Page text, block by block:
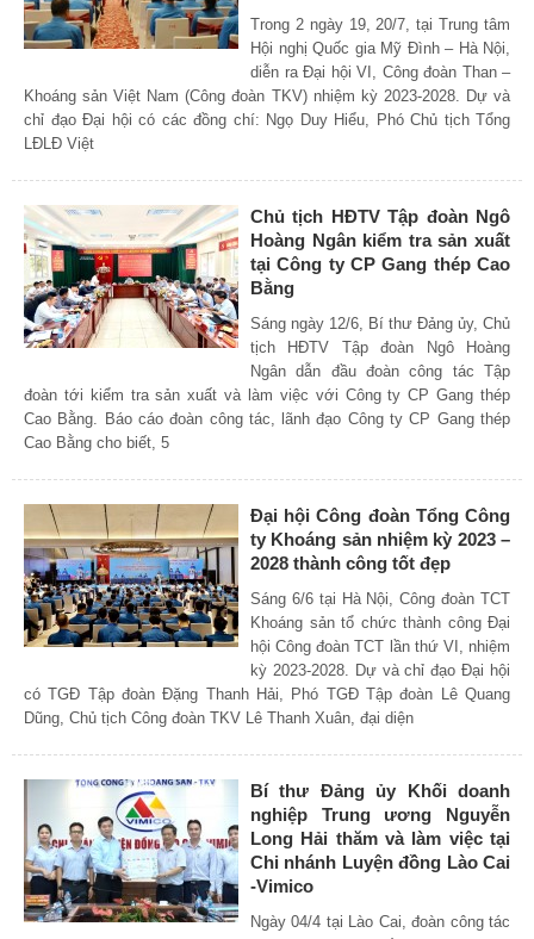
Trong 2 ngày 19, 20/7, tại Trung tâm
Hội nghị Quốc gia Mỹ Đình – Hà Nội,
diễn ra Đại hội VI, Công đoàn Than –
Khoáng sản Việt Nam (Công đoàn TKV) nhiệm kỳ 2023-2028. Dự và
chỉ đạo Đại hội có các đồng chí: Ngọ Duy Hiểu, Phó Chủ tịch Tổng
LĐLĐ Việt
Chủ tịch HĐTV Tập đoàn Ngô
Hoàng Ngân kiểm tra sản xuất
tại Công ty CP Gang thép Cao
Bằng
Sáng ngày 12/6, Bí thư Đảng ủy, Chủ
tịch HĐTV Tập đoàn Ngô Hoàng
Ngân dẫn đầu đoàn công tác Tập
đoàn tới kiểm tra sản xuất và làm việc với Công ty CP Gang thép
Cao Bằng. Báo cáo đoàn công tác, lãnh đạo Công ty CP Gang thép
Cao Bằng cho biết, 5
Đại hội Công đoàn Tổng Công
ty Khoáng sản nhiệm kỳ 2023 –
2028 thành công tốt đẹp
Sáng 6/6 tại Hà Nội, Công đoàn TCT
Khoáng sản tổ chức thành công Đại
hội Công đoàn TCT lần thứ VI, nhiệm
kỳ 2023-2028. Dự và chỉ đạo Đại hội
có TGĐ Tập đoàn Đặng Thanh Hải, Phó TGĐ Tập đoàn Lê Quang
Dũng, Chủ tịch Công đoàn TKV Lê Thanh Xuân, đại diện
Bí thư Đảng ủy Khối doanh
nghiệp Trung ương Nguyễn
Long Hải thăm và làm việc tại
Chi nhánh Luyện đồng Lào Cai
-Vimico
Ngày 04/4 tại Lào Cai, đoàn công tác